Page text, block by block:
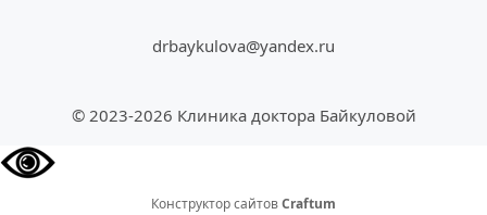
drbaykulova@yandex.ru
© 2023-2026 Клиника доктора Байкуловой
Конструктор сайтовCraftum